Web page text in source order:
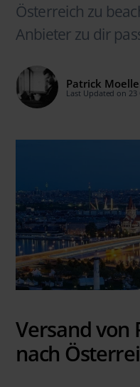
Österreich zu
Anbieter zu dir
Patrick
Last Updated on 23
Versand von
nach